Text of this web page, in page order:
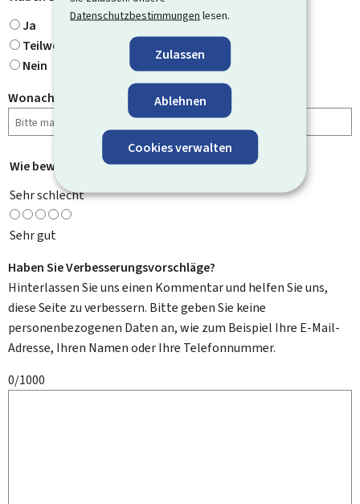
Datenschutzbestimmungen lesen.
Zulassen
Ablehnen
Cookies verwalten
Ja
Teilweise
Nein
Wonach haben Sie gesucht?
Wie bewerten Sie diese Seite? *
Sehr schlecht
Sehr gut
Haben Sie Verbesserungsvorschläge?
Hinterlassen Sie uns einen Kommentar und helfen Sie uns,
diese Seite zu verbessern. Bitte geben Sie keine
personenbezogenen Daten an, wie zum Beispiel Ihre E-Mail-
Adresse, Ihren Namen oder Ihre Telefonnummer.
0/1000